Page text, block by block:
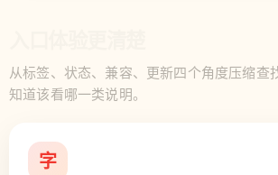
从标签、状态、兼容、更新四个角度压缩查
知道该看哪一类说明。
字